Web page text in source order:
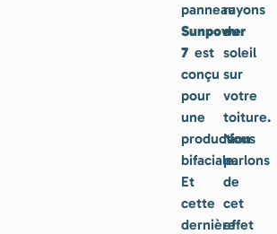
panneau
Sunpower
7 est
conçu
pour
une
production
bifaciale.
Et
cette
dernière
rayons
du
soleil
sur
votre
toiture.
Nous
parlons
de
cet
effet